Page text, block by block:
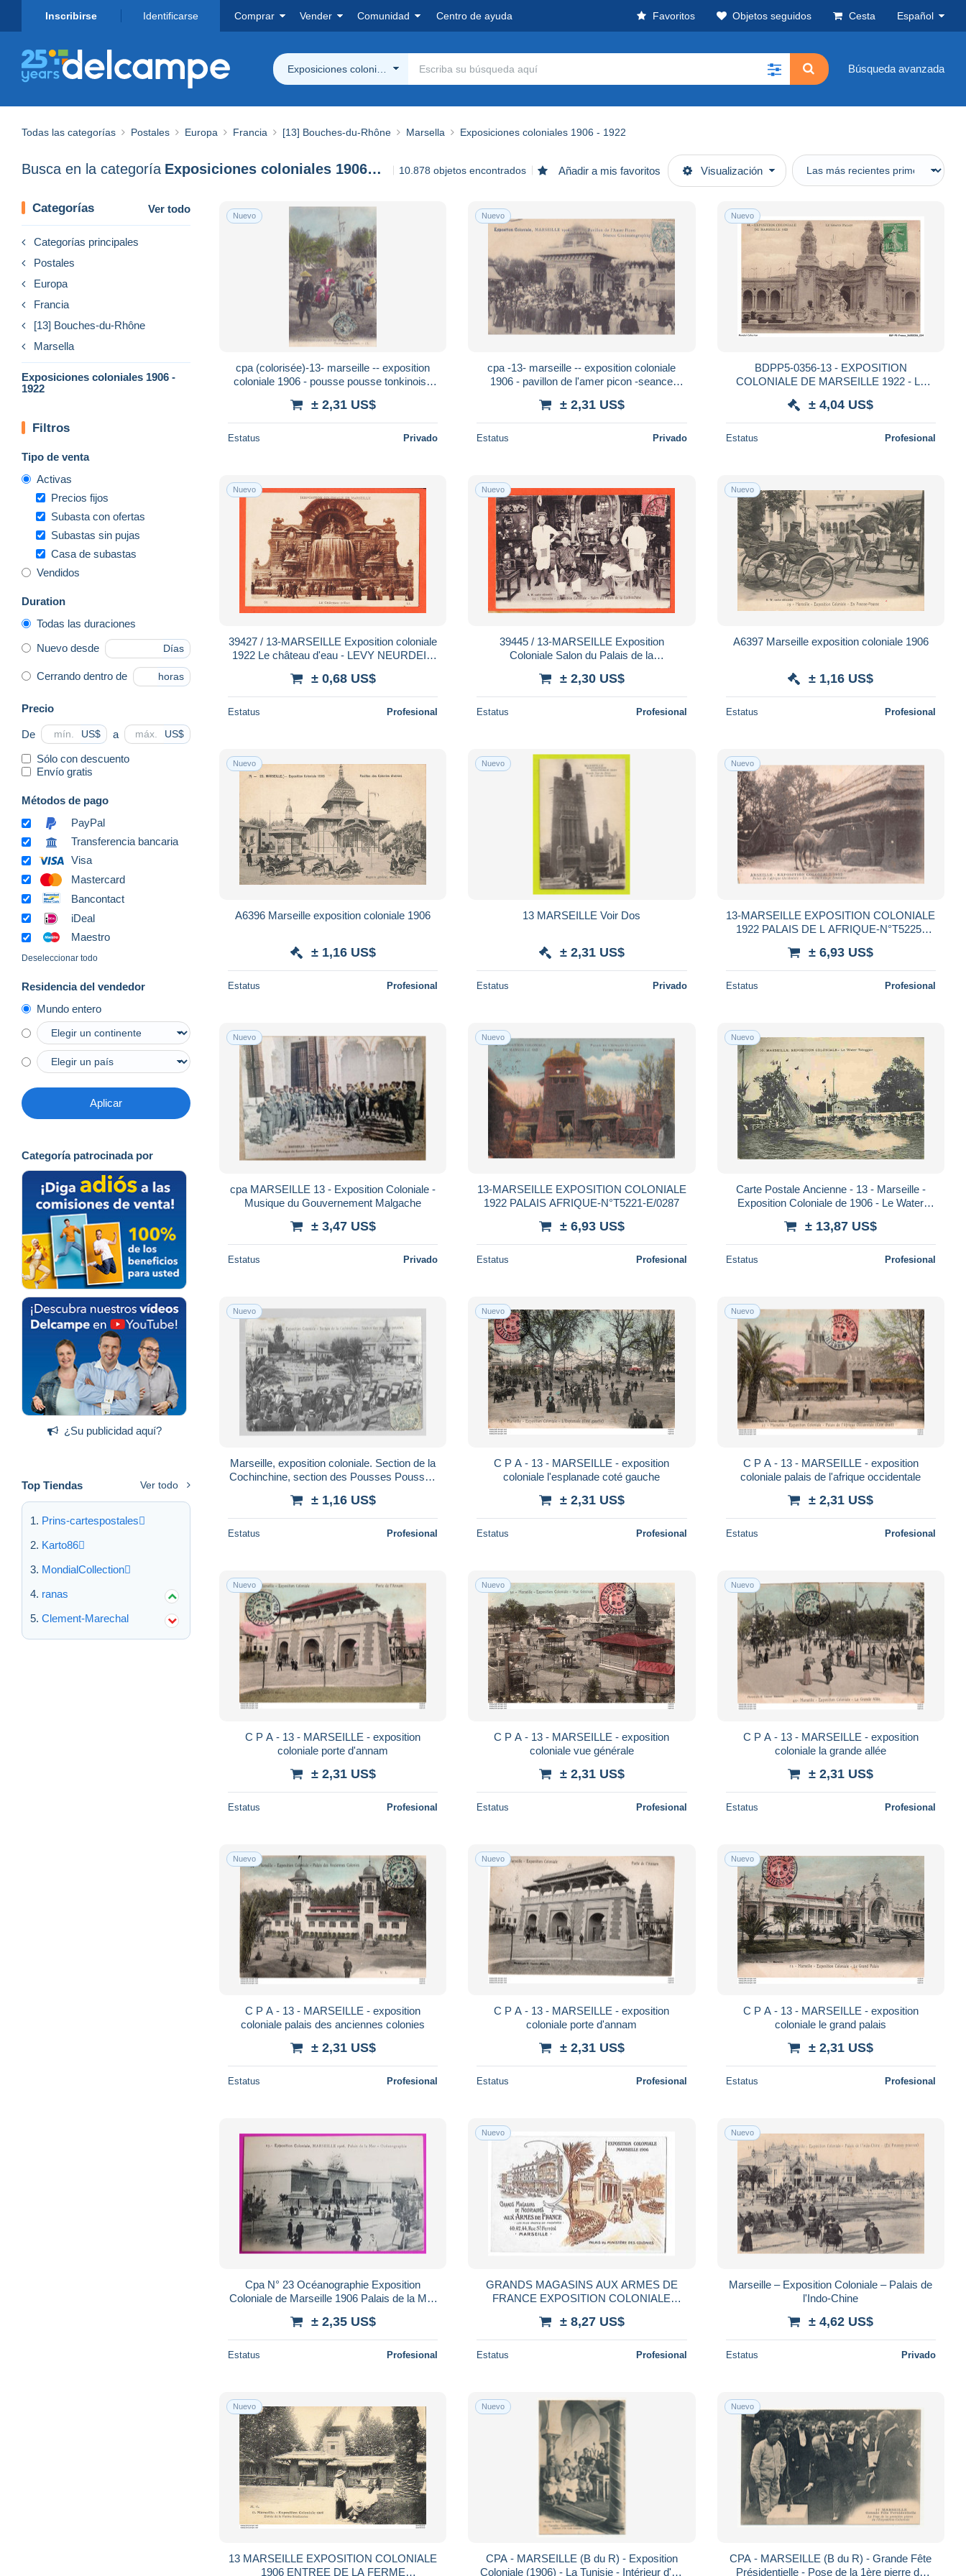
Inscribirse Identificarse Comprar Vender Comunidad Centro de ayuda Favoritos Objetos seguidos Cesta Español
Exposiciones coloniales 1906 - 1922 Búsqueda avanzada
Todas las categorías Postales Europa Francia [13] Bouches-du-Rhône Marsella Exposiciones coloniales 1906 - 1922
Busca en la categoría Exposiciones coloniales 1906 - 1922 10.878 objetos encontrados Añadir a mis favoritos Visualización
Categorías Ver todo
Categorías principales
Postales
Europa
Francia
[13] Bouches-du-Rhône
Marsella
Exposiciones coloniales 1906 -
1922
Filtros
Tipo de venta
Activas
Precios fijos
Subasta con ofertas
Subastas sin pujas
Casa de subastas
Vendidos
Duration
Todas las duraciones
Nuevo desde Días
Cerrando dentro de horas
Precio
De US$ a US$
Sólo con descuento
Envío gratis
Métodos de pago
PayPal
Transferencia bancaria
Visa
Mastercard
Bancontact
iDeal
Maestro
Deseleccionar todo
Residencia del vendedor
Mundo entero
Aplicar
Categoría patrocinada por
¿Su publicidad aquí?
Top Tiendas Ver todo
Prins-cartespostales
Karto86
MondialCollection
ranas
Clement-Marechal
Nuevo
cpa (colorisée)-13- marseille -- exposition
coloniale 1906 - pousse pousse tonkinois /
± 2,31 US$
Estatus Privado
Nuevo
cpa -13- marseille -- exposition coloniale
1906 - pavillon de l'amer picon -seance
± 2,31 US$
Estatus Privado
Nuevo
BDPP5-0356-13 - EXPOSITION
COLONIALE DE MARSEILLE 1922 - Le
± 4,04 US$
Estatus Profesional
Nuevo
39427 / 13-MARSEILLE Exposition coloniale
1922 Le château d'eau - LEVY NEURDEIN
± 0,68 US$
Estatus Profesional
Nuevo
39445 / 13-MARSEILLE Exposition
Coloniale Salon du Palais de la
Castillon sur Dordogne
± 2,30 US$
Estatus Profesional
Nuevo
A6397 Marseille exposition coloniale 1906
± 1,16 US$
Estatus Profesional
Nuevo
A6396 Marseille exposition coloniale 1906
± 1,16 US$
Estatus Profesional
Nuevo
13 MARSEILLE Voir Dos
± 2,31 US$
Estatus Privado
Nuevo
13-MARSEILLE EXPOSITION COLONIALE
1922 PALAIS DE L AFRIQUE-N°T5225-
± 6,93 US$
Estatus Profesional
Nuevo
cpa MARSEILLE 13 - Exposition Coloniale -
Musique du Gouvernement Malgache
± 3,47 US$
Estatus Privado
Nuevo
13-MARSEILLE EXPOSITION COLONIALE
1922 PALAIS AFRIQUE-N°T5221-E/0287
± 6,93 US$
Estatus Profesional
Nuevo
Carte Postale Ancienne - 13 - Marseille -
Exposition Coloniale de 1906 - Le Water
± 13,87 US$
Estatus Profesional
Nuevo
Marseille, exposition coloniale. Section de la
Cochinchine, section des Pousses Pousses
± 1,16 US$
Estatus Profesional
Nuevo
C P A - 13 - MARSEILLE - exposition
coloniale l'esplanade coté gauche
± 2,31 US$
Estatus Profesional
Nuevo
C P A - 13 - MARSEILLE - exposition
coloniale palais de l'afrique occidentale
± 2,31 US$
Estatus Profesional
Nuevo
C P A - 13 - MARSEILLE - exposition
coloniale porte d'annam
± 2,31 US$
Estatus Profesional
Nuevo
C P A - 13 - MARSEILLE - exposition
coloniale vue générale
± 2,31 US$
Estatus Profesional
Nuevo
C P A - 13 - MARSEILLE - exposition
coloniale la grande allée
± 2,31 US$
Estatus Profesional
Nuevo
C P A - 13 - MARSEILLE - exposition
coloniale palais des anciennes colonies
± 2,31 US$
Estatus Profesional
Nuevo
C P A - 13 - MARSEILLE - exposition
coloniale porte d'annam
± 2,31 US$
Estatus Profesional
Nuevo
C P A - 13 - MARSEILLE - exposition
coloniale le grand palais
± 2,31 US$
Estatus Profesional
Cpa N° 23 Océanographie Exposition
Coloniale de Marseille 1906 Palais de la Mer
± 2,35 US$
Estatus Profesional
Nuevo
GRANDS MAGASINS AUX ARMES DE
FRANCE EXPOSITION COLONIALE
MINISTERE DES COLONIES CPA
± 8,27 US$
Estatus Profesional
Nuevo
Marseille – Exposition Coloniale – Palais de
l'Indo-Chine
± 4,62 US$
Estatus Privado
Nuevo
13 MARSEILLE EXPOSITION COLONIALE
1906 ENTREE DE LA FERME
Nuevo
CPA - MARSEILLE (B du R) - Exposition
Coloniale (1906) - La Tunisie - Intérieur d'un
Nuevo
CPA - MARSEILLE (B du R) - Grande Fête
Présidentielle - Pose de la 1ère pierre de